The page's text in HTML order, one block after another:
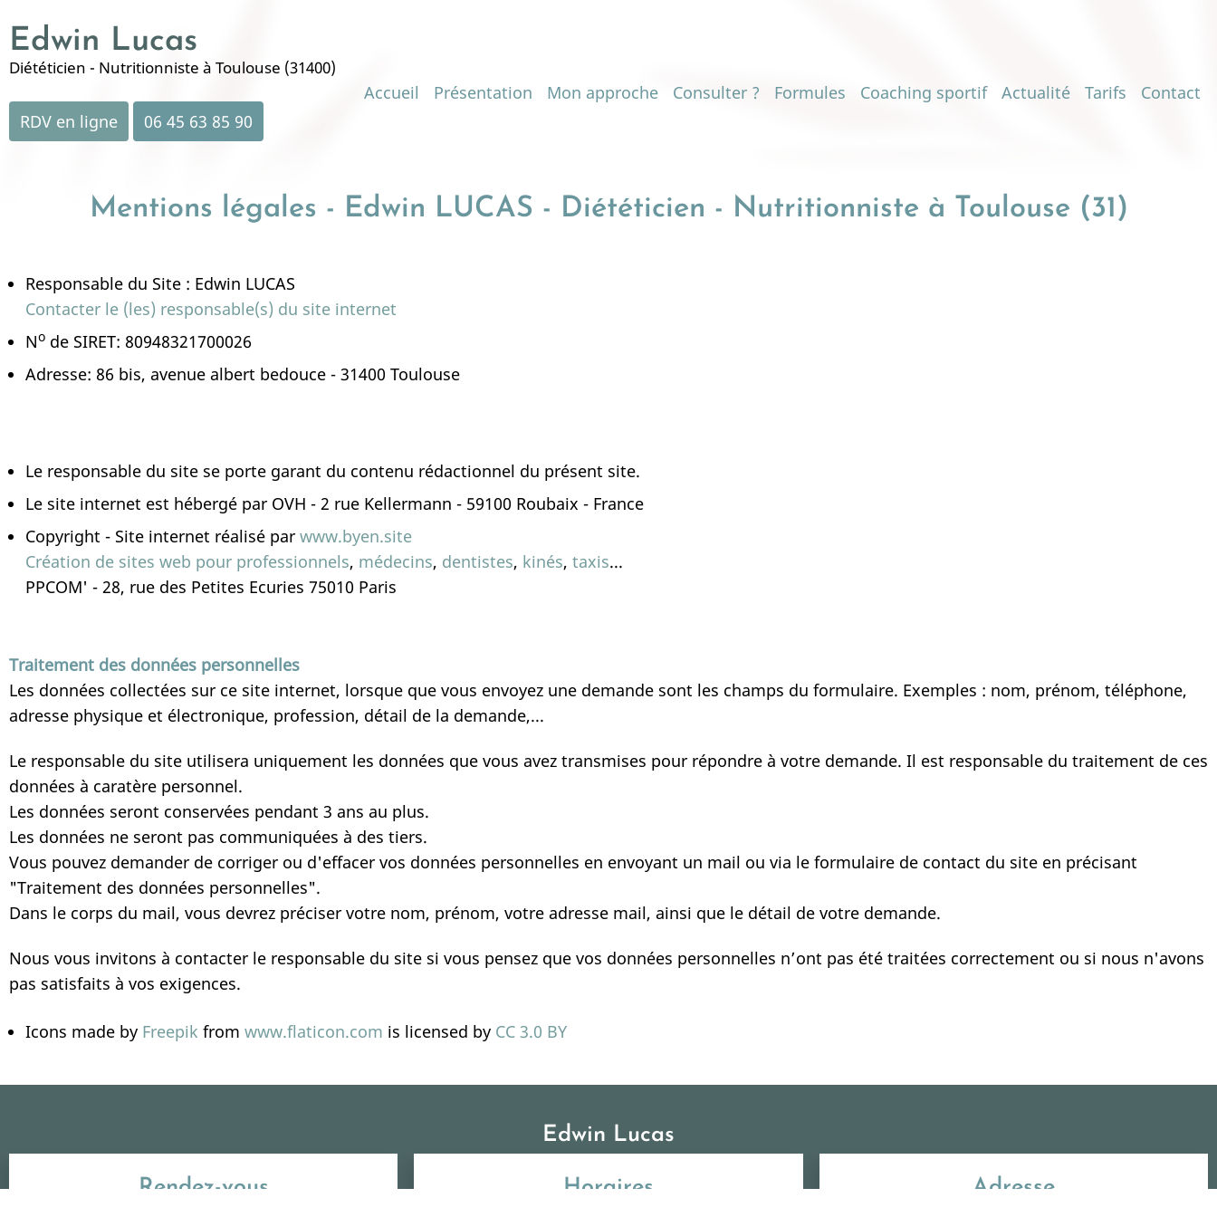
au
contenu
Edwin Lucas
Diététicien - Nutritionniste à Toulouse (31400)
RDV en ligne 06 45 63 85 90
Main
Accueil Présentation Mon approche Consulter ? Formules Coaching sportif Actualité Tarifs Contact
Mentions légales - Edwin LUCAS - Diététicien - Nutritionniste à Toulouse (31)
Responsable du Site : Edwin LUCAS
Contacter le (les) responsable(s) du site internet
No de SIRET: 80948321700026
Adresse: 86 bis, avenue albert bedouce - 31400 Toulouse
Le responsable du site se porte garant du contenu rédactionnel du présent site.
Le site internet est hébergé par OVH - 2 rue Kellermann - 59100 Roubaix - France
Copyright - Site internet réalisé par www.byen.site
Création de sites web pour professionnels, médecins, dentistes, kinés, taxis...
PPCOM' - 28, rue des Petites Ecuries 75010 Paris
Traitement des données personnelles
Les données collectées sur ce site internet, lorsque que vous envoyez une demande sont les champs du formulaire. Exemples : nom, prénom, téléphone,
adresse physique et électronique, profession, détail de la demande,...
Le responsable du site utilisera uniquement les données que vous avez transmises pour répondre à votre demande. Il est responsable du traitement de ces
données à caratère personnel.
Les données seront conservées pendant 3 ans au plus.
Les données ne seront pas communiquées à des tiers.
Vous pouvez demander de corriger ou d'effacer vos données personnelles en envoyant un mail ou via le formulaire de contact du site en précisant
"Traitement des données personnelles".
Dans le corps du mail, vous devrez préciser votre nom, prénom, votre adresse mail, ainsi que le détail de votre demande.
Nous vous invitons à contacter le responsable du site si vous pensez que vos données personnelles n’ont pas été traitées correctement ou si nous n'avons
pas satisfaits à vos exigences.
Icons made by Freepik from www.flaticon.com is licensed by CC 3.0 BY
Edwin Lucas
Rendez-vous Horaires Adresse